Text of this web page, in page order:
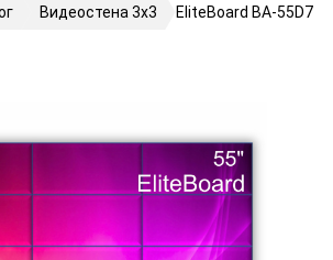
Видеостена 3х3 EliteBoard BA-55D7